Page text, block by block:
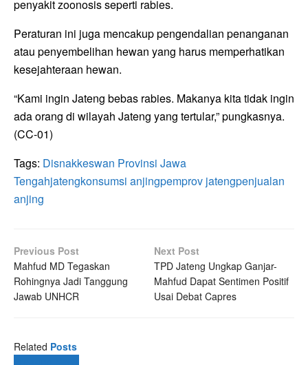
penyakit zoonosis seperti rabies.
Peraturan ini juga mencakup pengendalian penanganan
atau penyembelihan hewan yang harus memperhatikan
kesejahteraan hewan.
“Kami ingin Jateng bebas rabies. Makanya kita tidak ingin
ada orang di wilayah Jateng yang tertular,” pungkasnya.
(CC-01)
Tags: Disnakkeswan Provinsi Jawa
Tengahjatengkonsumsi anjingpemprov jatengpenjualan
anjing
Previous Post
Mahfud MD Tegaskan
Rohingnya Jadi Tanggung
Jawab UNHCR
Next Post
TPD Jateng Ungkap Ganjar-
Mahfud Dapat Sentimen Positif
Usai Debat Capres
Related Posts